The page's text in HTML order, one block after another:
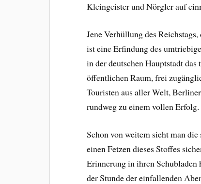
Kleingeister und Nörgler auf
Jene Verhüllung des
ist eine Erfindung des
in der deutschen Hauptstadt
öffentlichen Raum, frei
Touristen aus aller Welt,
rundweg zu einem vollen Erfolg.
Schon von weitem sieht man
einen Fetzen dieses Stoffes
Erinnerung in ihren Schubladen
der Stunde der einfallenden